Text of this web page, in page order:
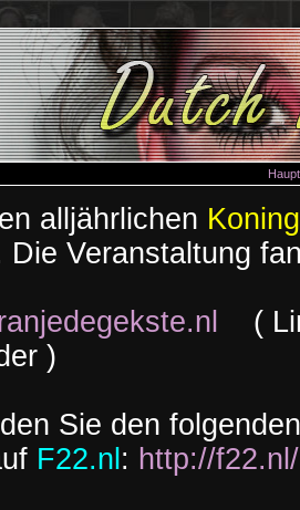
alljährlichen
Die Veranstaltung
(
)
Sie den
F22.nl : http://